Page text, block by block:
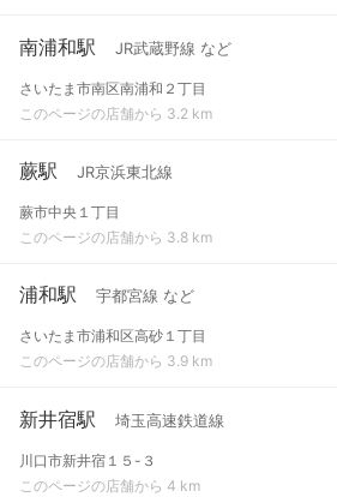
南浦和駅 JR武蔵野線 など
さいたま市南区南浦和２丁目
このページの店舗から 3.2 km
蕨駅 JR京浜東北線
蕨市中央１丁目
このページの店舗から 3.8 km
浦和駅 宇都宮線 など
さいたま市浦和区高砂１丁目
このページの店舗から 3.9 km
新井宿駅 埼玉高速鉄道線
川口市新井宿１５-３
このページの店舗から 4 km